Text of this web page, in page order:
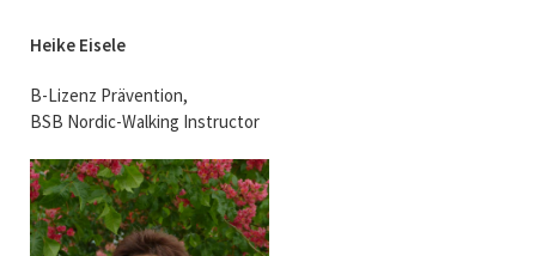
Heike Eisele
B-Lizenz Prävention,
BSB Nordic-Walking Instructor